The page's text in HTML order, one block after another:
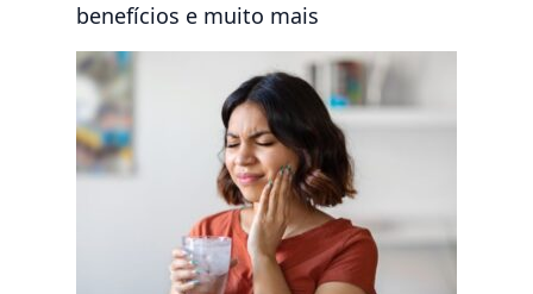
benefícios e muito mais